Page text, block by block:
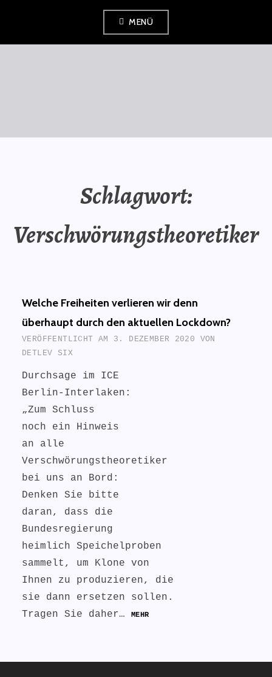
springen
MENÜ
Schlagwort:
Verschwörungstheoretiker
Welche Freiheiten verlieren wir denn
überhaupt durch den aktuellen Lockdown?
VERÖFFENTLICHT AM 3. DEZEMBER 2020 VON
DETLEV SIX
Durchsage im ICE
Berlin-Interlaken:
„Zum Schluss
noch ein Hinweis
an alle
Verschwörungstheoretiker
bei uns an Bord:
Denken Sie bitte
daran, dass die
Bundesregierung
heimlich Speichelproben
sammelt, um Klone von
Ihnen zu produzieren, die
sie dann ersetzen sollen.
Tragen Sie daher…
MEHR